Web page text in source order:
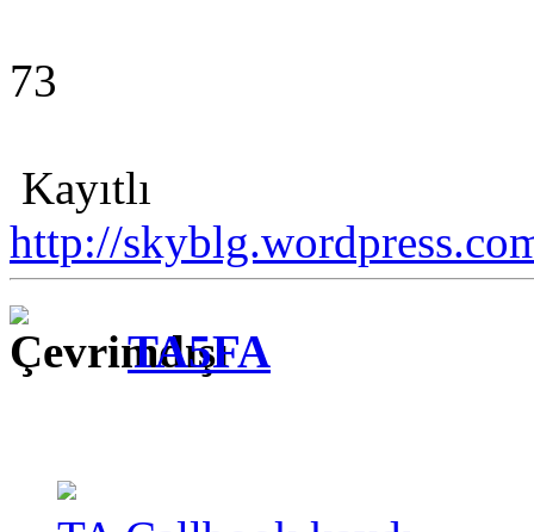
73
Kayıtlı
http://
TA5FA